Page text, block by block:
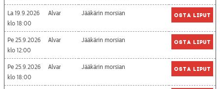
La 19.9.2026
18:00
Alvar Jääkärin morsian Osta liput
Pe 25.9.2026
12:00
Alvar Jääkärin morsian Osta liput
Pe 25.9.2026
18:00
Alvar Jääkärin morsian Osta liput